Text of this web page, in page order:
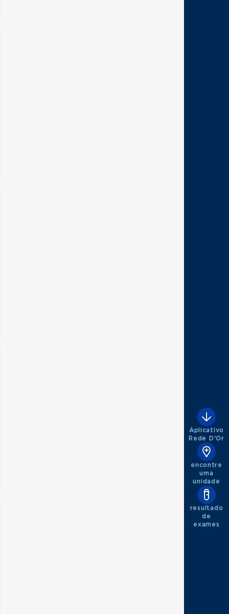
Aplicativo
Rede D'Or
encontre
uma
unidade
resultado
de
exames